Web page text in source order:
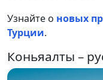
Узнайте о новых
Турции.
Коньяалты –